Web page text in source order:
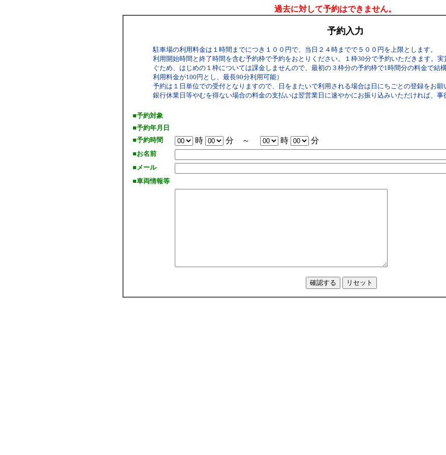
過去に対して予約はできません。
予約入力
駐車場の利用料金は１時間までにつき１００円で、当日２４時までで５００円を上限とします。
利用開始時間と終了時間を含む予約枠で予約をおとりください。１枠30分で予約いただきます。
ぐため、はじめの１枠については課金しませんので、最初の３枠分の予約枠で1時間分の料金で結
利用料金が100円とし、最長90分利用可能）
予約は１日単位での受付となりますので、日をまたいで利用される場合は日にちごとの登録をお願
銀行休業日等やむを得ない場合の料金の支払いは翌営業日に速やかにお振り込みいただければ、事
■予約対象
■予約年月日
■予約時間
時 分 ～ 時 分
■お名前
■メール
■車両情報等